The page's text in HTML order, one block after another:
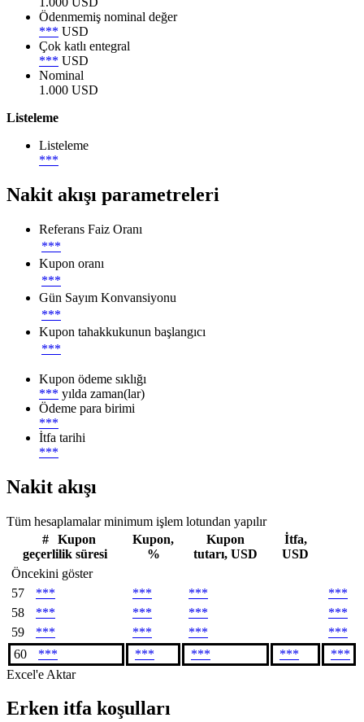
Ödenmemiş nominal değer
*** USD
Çok katlı entegral
*** USD
Nominal
1.000 USD
Listeleme
Listeleme
***
Nakit akışı parametreleri
Referans Faiz Oranı
***
Kupon oranı
***
Gün Sayım Konvansiyonu
***
Kupon tahakkukunun başlangıcı
***
Kupon ödeme sıklığı
*** yılda zaman(lar)
Ödeme para birimi
***
İtfa tarihi
***
Nakit akışı
Tüm hesaplamalar minimum işlem lotundan yapılır
#
Kupon
geçerlilik süresi
Kupon,
%
Kupon
tutarı, USD
İtfa,
USD
Öncekini göster
57
*** *** ***
***
58
*** *** ***
***
59
*** *** ***
***
60
*** *** *** ***
***
Excel'e Aktar
Erken itfa koşulları